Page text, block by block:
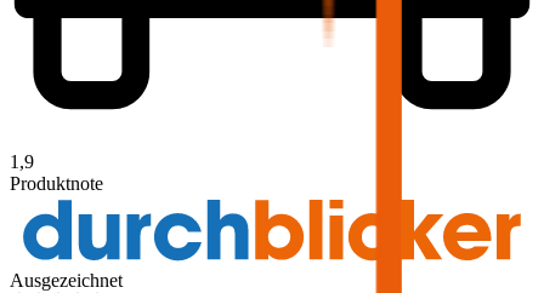
1,9
Produktnote
Ausgezeichnet